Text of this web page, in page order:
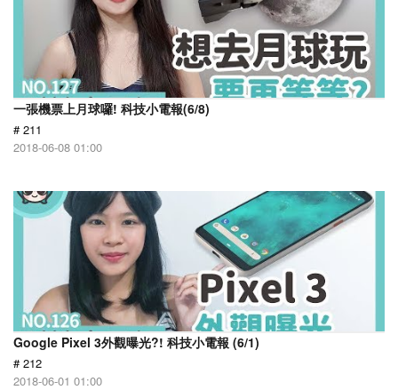
一張機票上月球囉! 科技小電報(6/8)
# 211
2018-06-08 01:00
Google Pixel 3外觀曝光?! 科技小電報 (6/1)
# 212
2018-06-01 01:00